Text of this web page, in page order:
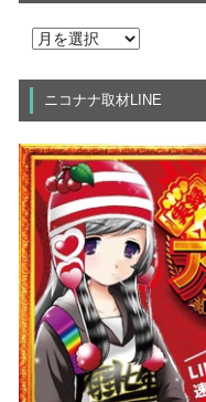
ニコナナ取材LINE